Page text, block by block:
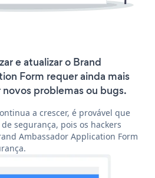
e atualizar o Brand
Form requer ainda mais
problemas ou bugs.
a crescer, é provável que
segurança, pois os hackers
Ambassador Application Form